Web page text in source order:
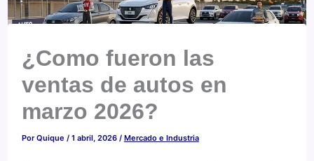
¿Como fueron las
ventas de autos en
marzo 2026?
PorQuique / 1 abril, 2026 / Mercado e Industria